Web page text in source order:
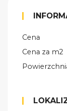
Cena
Cena za m2